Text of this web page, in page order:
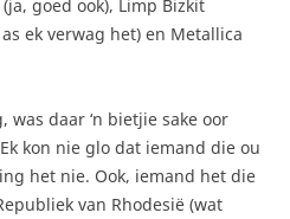
goed ook), Limp Bizkit
ek verwag het) en Metallica
daar ‘n bietjie sake oor
kon nie glo dat iemand die ou
het nie. Ook, iemand het die
van Rhodesië (wat